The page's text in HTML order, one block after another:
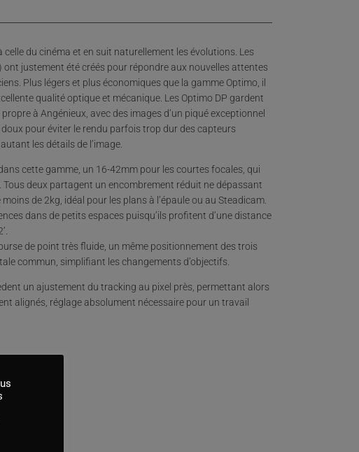
celle du cinéma et en suit naturellement les évolutions. Les
ont justement été créés pour répondre aux nouvelles attentes
Plus légers et plus économiques que la gamme Optimo, il
qualité optique et mécanique. Les Optimo DP gardent
à Angénieux, avec des images d’un piqué exceptionnel
pour éviter le rendu parfois trop dur des capteurs
les détails de l’image.
cette gamme, un 16-42mm pour les courtes focales, qui
deux partagent un encombrement réduit ne dépassant
de 2kg, idéal pour les plans à l’épaule ou au Steadicam.
dans de petits espaces puisqu’ils profitent d’une distance
de point très fluide, un même positionnement des trois
commun, simplifiant les changements d’objectifs.
un ajustement du tracking au pixel près, permettant alors
alignés, réglage absolument nécessaire pour un travail